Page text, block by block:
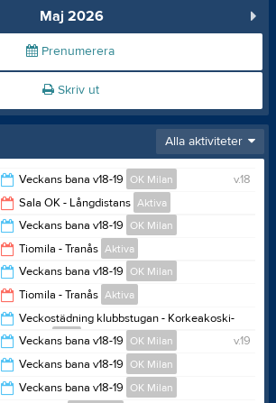
Maj 2026
Prenumerera
Skriv ut
Alla aktiviteter
v.18
Veckans bana v18-19 OK Milan
Sala OK - Långdistans Aktiva
Veckans bana v18-19 OK Milan
Tiomila - Tranås Aktiva
Veckans bana v18-19 OK Milan
Tiomila - Tranås Aktiva
Veckostädning klubbstugan - Korkeakoski-
Andersson Diga
v.19
Veckans bana v18-19 OK Milan
Veckans bana v18-19 OK Milan
Veckans bana v18-19 OK Milan